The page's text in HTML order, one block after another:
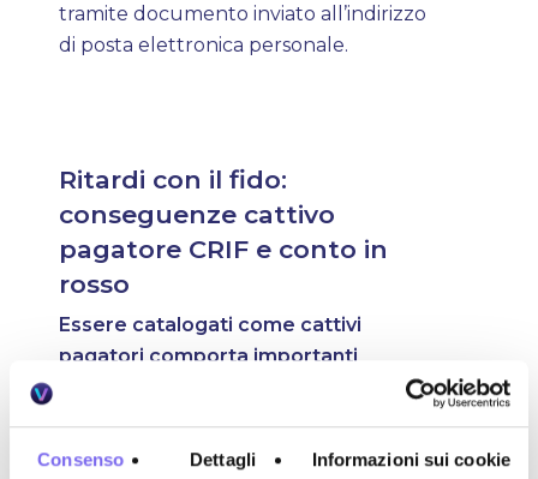
Consenso Dettagli Informazioni sui cookie
tramite documento inviato all’indirizzo
di posta elettronica personale.
Ritardi con il fido:
conseguenze cattivo
pagatore CRIF e conto in
rosso
Essere catalogati come cattivi
pagatori comporta importanti
conseguenze finanziarie. La principale
prestiti o finanziamenti
da istituti di